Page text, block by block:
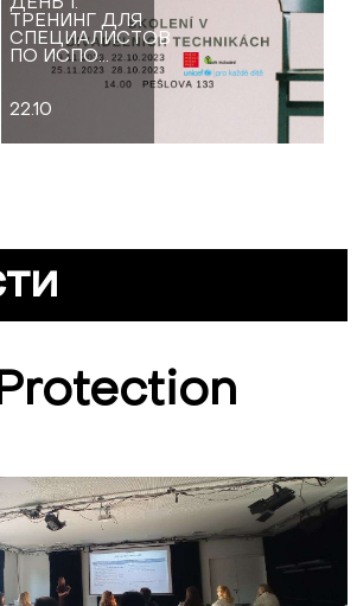
ДЕНЬ 1:
ТРЕНИНГ ДЛЯ
СПЕЦИАЛИСТОВ
ПО ИСПО...
22.10